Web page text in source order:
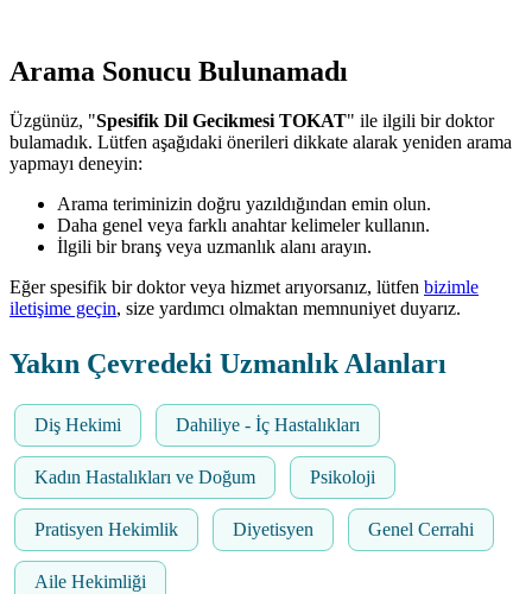
Arama Sonucu Bulunamadı
Üzgünüz, "Spesifik Dil Gecikmesi TOKAT" ile ilgili bir doktor
bulamadık. Lütfen aşağıdaki önerileri dikkate alarak yeniden arama
yapmayı deneyin:
Arama teriminizin doğru yazıldığından emin olun.
Daha genel veya farklı anahtar kelimeler kullanın.
İlgili bir branş veya uzmanlık alanı arayın.
Eğer spesifik bir doktor veya hizmet arıyorsanız, lütfen bizimle
iletişime geçin, size yardımcı olmaktan memnuniyet duyarız.
Yakın Çevredeki Uzmanlık Alanları
Diş Hekimi Dahiliye - İç Hastalıkları
Kadın Hastalıkları ve Doğum Psikoloji
Pratisyen Hekimlik Diyetisyen Genel Cerrahi
Aile Hekimliği